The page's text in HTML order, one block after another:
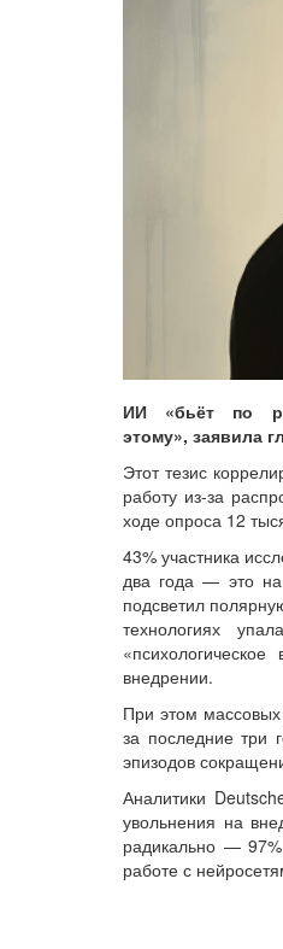
ИИ «бьёт по
этому», заявила
Этот тезис
работу из-за
ходе опроса 12
43% участника
два года — это
подсветил
технологиях
внедрении.
При этом
за последние три
эпизодов
Аналитики
увольнения на
радикально — 97%
работе с